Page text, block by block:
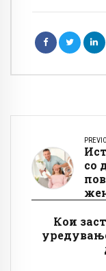
со
Кои